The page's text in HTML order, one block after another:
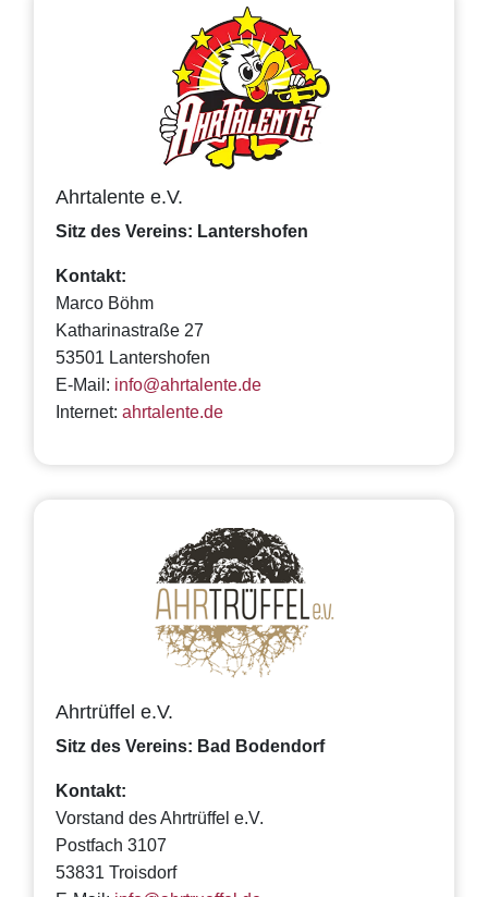
Ahrtalente e.V.
Sitz des Vereins: Lantershofen
Kontakt:
Marco Böhm
Katharinastraße 27
53501 Lantershofen
E-Mail: info@ahrtalente.de
Internet: ahrtalente.de
Ahrtrüffel e.V.
Sitz des Vereins: Bad Bodendorf
Kontakt:
Vorstand des Ahrtrüffel e.V.
Postfach 3107
53831 Troisdorf